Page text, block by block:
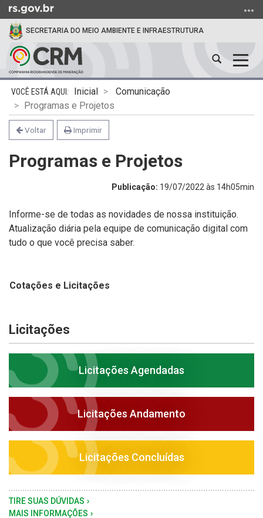
para
conteúdo
para
menu
para
busca
SECRETARIA DO MEIO AMBIENTE E INFRAESTRUTURA
Abrir
Início
conteúdo
Inicial
Comunicação
Programas e Projetos
Voltar Imprimir
Programas e Projetos
Publicação: 19/07/2022 às 14h05min
Informe-se de todas as novidades de nossa instituição.
Atualização diária pela equipe de comunicação digital com
tudo o que você precisa saber.
Cotações e Licitações
Licitações
Licitações Agendadas
Licitações Andamento
Licitações Concluídas
TIRE SUAS DÚVIDAS
MAIS INFORMAÇÕES